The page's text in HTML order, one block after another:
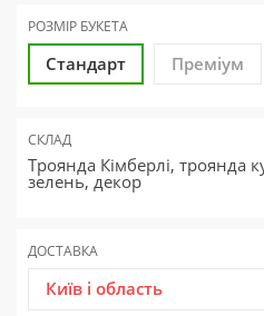
РОЗМІР БУКЕТА
Стандарт Преміум
СКЛАД
Троянда Кімберлі, троянда
зелень, декор
ДОСТАВКА
Київ і область